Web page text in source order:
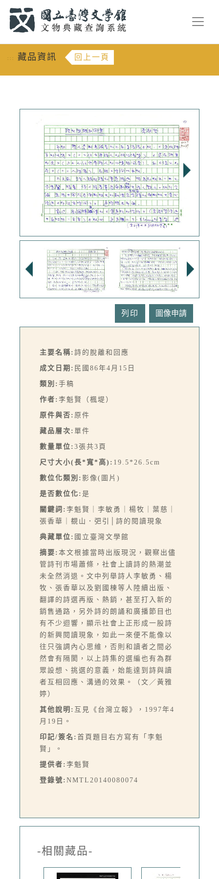
::: 藏品資訊 回上一頁
列印
主要名稱: 詩的脫離和回應
成文日期: 民國86年4月15日
類別: 手稿
作者: 李魁賢（楓堤）
原件與否: 原件
藏品層次: 單件
數量單位: 3張共3頁
尺寸大小(長*寬*高): 19.5*26.5cm
數位化類別: 影像(圖片)
是否數位化: 是
關鍵詞: 李魁賢｜李敏勇｜楊牧｜葉慈｜
張香華｜覩山．弝引│詩的閱讀現象
典藏單位: 國立臺灣文學館
摘要: 本文根據當時出版現況，觀察出儘
管詩刊市場蕭條，社會上讀詩的熱潮並
未全然消退。文中列舉詩人李敏勇、楊
牧、張香華以及劉國棟等人陸續出版、
翻譯的詩選再版、熱銷，甚至打入新的
銷售通路，另外詩的朗誦和廣播節目也
有不少迴響，顯示社會上正形成一股詩
的新興閱讀現象，如此一來便不能像以
往只強調內心思維，否則和讀者之間必
然會有隔閡，以上詩集的選編也有為群
眾設想、挑選的意義，始能達到詩與讀
者互相回應、溝通的效果。（文／黃雅
婷）
其他說明: 互見《台灣立報》，1997年4
月19日。
印記/簽名: 首頁題目右方寫有「李魁
賢」。
提供者: 李魁賢
登錄號: NMTL20140080074
-相關藏品-